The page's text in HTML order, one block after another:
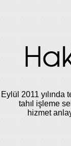
Eylül 2011 yılında
tahıl işleme
hizmet